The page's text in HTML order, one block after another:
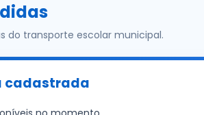
do transporte escolar municipal.
cadastrada